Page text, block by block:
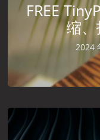
FREE
缩
2024